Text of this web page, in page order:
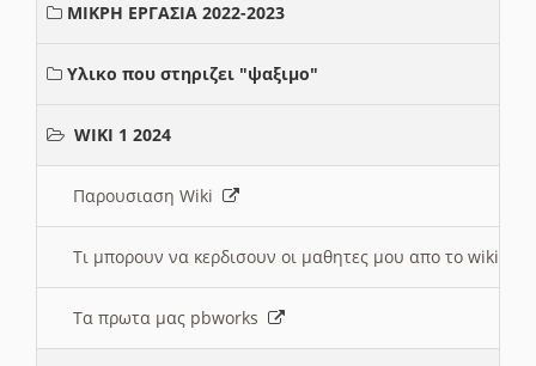
ΜΙΚΡΗ ΕΡΓΑΣΙΑ 2022-2023
Υλικο που στηριζει "ψαξιμο"
WIKI 1 2024
Παρουσιαση Wiki
Τι μπορουν να κερδισουν οι μαθητες μου απο το wiki
Τα πρωτα μας pbworks